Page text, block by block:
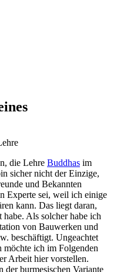
die Lehre Buddhas im
sicher nicht der Einzige,
und Bekannten
Experte sei, weil ich einige
kann. Das liegt daran,
habe. Als solcher habe ich
von Bauwerken und
beschäftigt. Ungeachtet
ich im Folgenden
Arbeit hier vorstellen.
der burmesischen Variante